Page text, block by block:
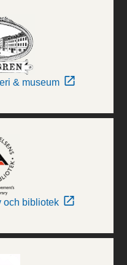
& museum
och bibliotek